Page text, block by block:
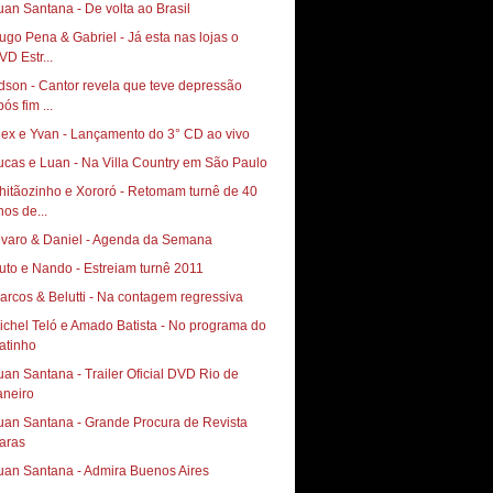
Santana - De volta ao Brasil
Pena & Gabriel - Já esta nas lojas o
Estr...
- Cantor revela que teve depressão
fim ...
e Yvan - Lançamento do 3° CD ao vivo
e Luan - Na Villa Country em São Paulo
e Xororó - Retomam turnê de 40
de...
& Daniel - Agenda da Semana
e Nando - Estreiam turnê 2011
& Belutti - Na contagem regressiva
Teló e Amado Batista - No programa do
Santana - Trailer Oficial DVD Rio de
Santana - Grande Procura de Revista
Santana - Admira Buenos Aires